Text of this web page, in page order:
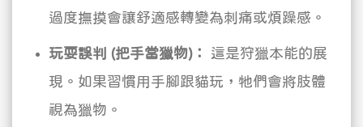
過度撫摸會讓舒適感轉變為刺痛或煩躁感。
玩耍誤判 (把手當獵物)：
這是狩獵本能的展
現。如果習慣用手腳跟貓玩，牠們會將肢體
視為獵物。